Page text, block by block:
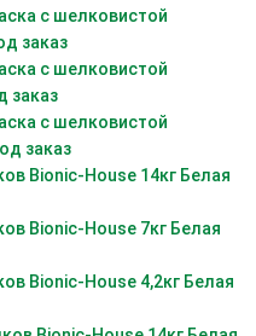
с шелковистой
заказ
с шелковистой
заказ
с шелковистой
заказ
Bionic-House 14кг Белая
Bionic-House 7кг Белая
Bionic-House 4,2кг Белая